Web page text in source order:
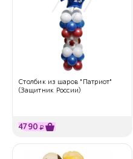
Столбик из шаров "Патриот"
(Защитник России)
4790 ₽